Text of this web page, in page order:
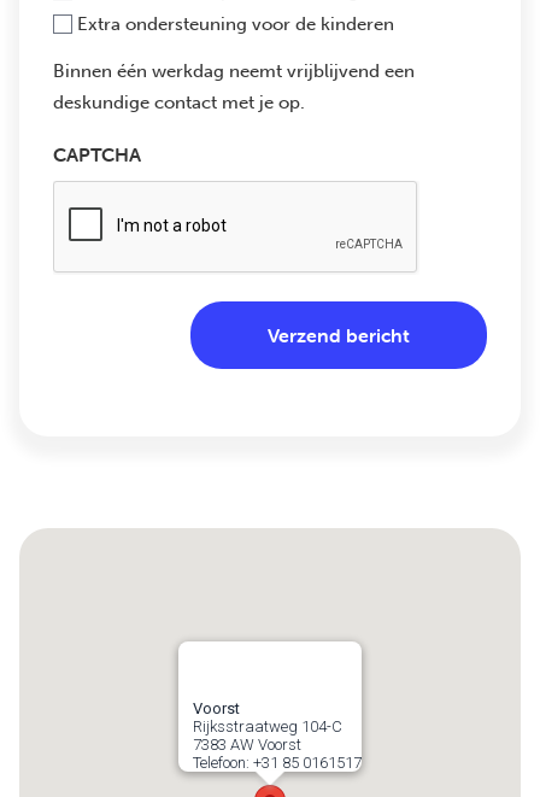
Extra ondersteuning voor de kinderen
Binnen één werkdag neemt vrijblijvend een
deskundige contact met je op.
CAPTCHA
Voorst
Rijksstraatweg 104-C
7383 AW Voorst
Telefoon: +31 85 0161517